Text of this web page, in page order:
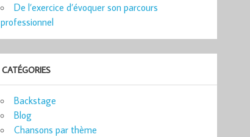
De l’exercice d’évoquer son parcours
professionnel
CATÉGORIES
Backstage
Blog
Chansons par thème